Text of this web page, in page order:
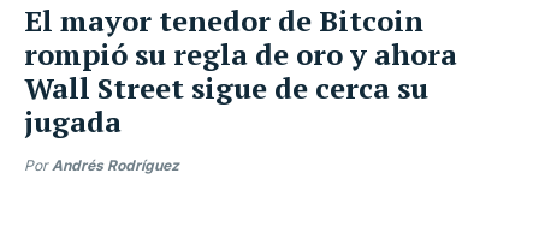
El mayor tenedor de Bitcoin
rompió su regla de oro y ahora
Wall Street sigue de cerca su
jugada
PorAndrés Rodríguez